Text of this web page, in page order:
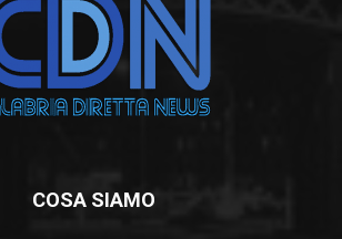
COSA SIAMO